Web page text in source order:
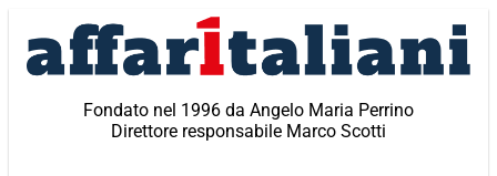
contenuto
Fondato nel 1996 da Angelo Maria Perrino
Direttore responsabile Marco Scotti